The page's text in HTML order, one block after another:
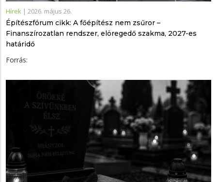
Hírek | 2026. május 26.
Építészfórum cikk: A főépítész nem zsűror –
Finanszírozatlan rendszer, elöregedő szakma, 2027-es
határidő
Forrás: